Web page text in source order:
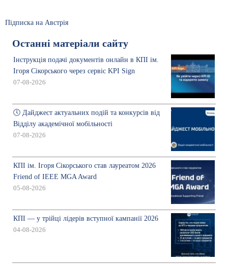
Підписка на Австрія
Останні матеріали сайту
Інструкція подачі документів онлайн в КПІ ім.
Ігоря Сікорського через сервіс KPI Sign
07-08-2026
🕔 Дайджест актуальних подій та конкурсів від
Відділу академічної мобільності
07-08-2026
КПІ ім. Ігоря Сікорського став лауреатом 2026
Friend of IEEE MGA Award
05-08-2026
КПІ — у трійці лідерів вступної кампанії 2026
04-08-2026